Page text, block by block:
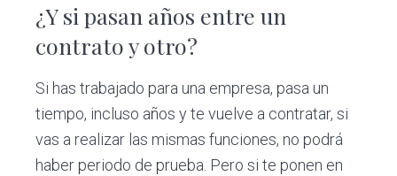
¿Y si pasan años entre un
contrato y otro?
Si has trabajado para una empresa, pasa un
tiempo, incluso años y te vuelve a contratar, si
vas a realizar las mismas funciones, no podrá
haber periodo de prueba. Pero si te ponen en